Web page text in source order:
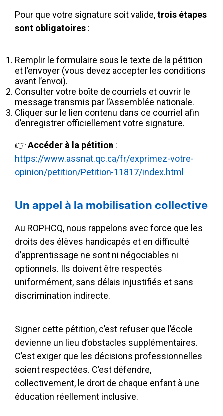
Pour que votre signature soit valide,trois étapes
sont obligatoires :
Remplir le formulaire sous le texte de la pétition
et l’envoyer (vous devez accepter les conditions
avant l’envoi).
Consulter votre boîte de courriels et ouvrir le
message transmis par l’Assemblée nationale.
Cliquer sur le lien contenu dans ce courriel afin
d’enregistrer officiellement votre signature.
👉Accéder à la pétition :
https://www.assnat.qc.ca/fr/exprimez-votre-
opinion/petition/Petition-11817/index.html
Un appel à la mobilisation collective
Au ROPHCQ, nous rappelons avec force que les
droits des élèves handicapés et en difficulté
d’apprentissage ne sont ni négociables ni
optionnels. Ils doivent être respectés
uniformément, sans délais injustifiés et sans
discrimination indirecte.
Signer cette pétition, c’est refuser que l’école
devienne un lieu d’obstacles supplémentaires.
C’est exiger que les décisions professionnelles
soient respectées. C’est défendre,
collectivement, le droit de chaque enfant à une
éducation réellement inclusive.